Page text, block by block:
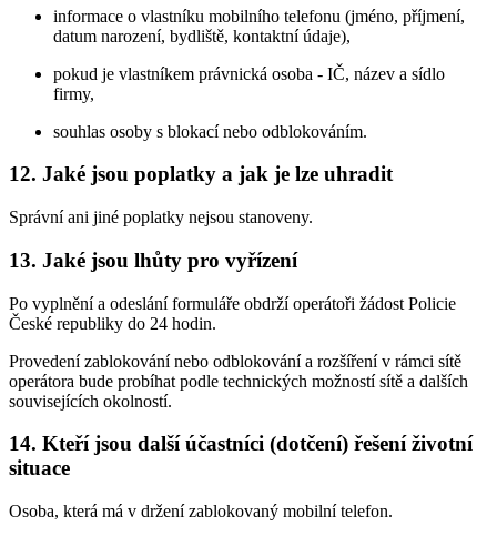
informace o vlastníku mobilního telefonu (jméno, příjmení,
datum narození, bydliště, kontaktní údaje),
pokud je vlastníkem právnická osoba - IČ, název a sídlo
firmy,
souhlas osoby s blokací nebo odblokováním.
12. Jaké jsou poplatky a jak je lze uhradit
Správní ani jiné poplatky nejsou stanoveny.
13. Jaké jsou lhůty pro vyřízení
Po vyplnění a odeslání formuláře obdrží operátoři žádost Policie
České republiky do 24 hodin.
Provedení zablokování nebo odblokování a rozšíření v rámci sítě
operátora bude probíhat podle technických možností sítě a dalších
souvisejících okolností.
14. Kteří jsou další účastníci (dotčení) řešení životní
situace
Osoba, která má v držení zablokovaný mobilní telefon.